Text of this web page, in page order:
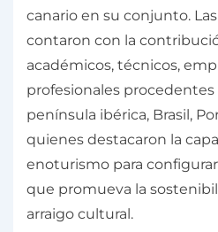
canario en su conjunto.
contaron con la
académicos, técnicos,
profesionales procedentes
península ibérica, Brasil,
quienes destacaron la
enoturismo para
que promueva la
arraigo cultural.